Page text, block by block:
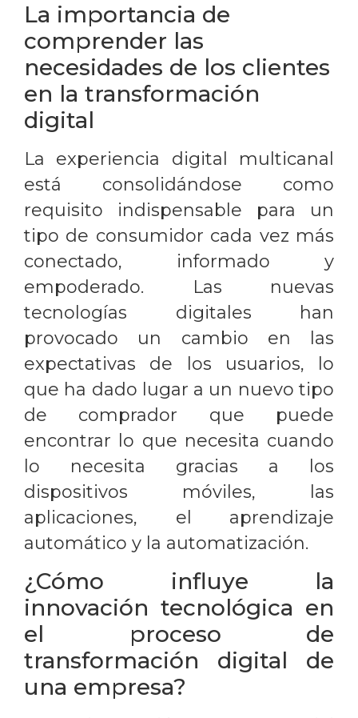
La importancia de
comprender las
necesidades de los clientes
en la transformación
digital
La experiencia digital multicanal
está consolidándose como
requisito indispensable para un
tipo de consumidor cada vez más
conectado, informado y
empoderado. Las nuevas
tecnologías digitales han
provocado un cambio en las
expectativas de los usuarios, lo
que ha dado lugar a un nuevo tipo
de comprador que puede
encontrar lo que necesita cuando
lo necesita gracias a los
dispositivos móviles, las
aplicaciones, el aprendizaje
automático y la automatización.
¿Cómo influye la
innovación tecnológica en
el proceso de
transformación digital de
una empresa?